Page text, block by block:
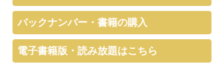
バックナンバー・書籍の購入
電子書籍版・読み放題はこちら